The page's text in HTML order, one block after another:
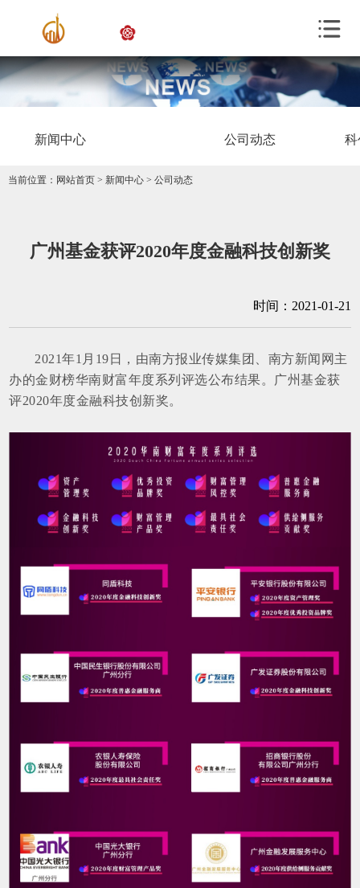
新闻中心 公司动态 科
当前位置： 网站首页 > 新闻中心 > 公司动态
广州基金获评2020年度金融科技创新奖
时间：2021-01-21
2021年1月19日，由南方报业传媒集团、南方新闻网主
办的金财榜华南财富年度系列评选公布结果。广州基金获
评2020年度金融科技创新奖。